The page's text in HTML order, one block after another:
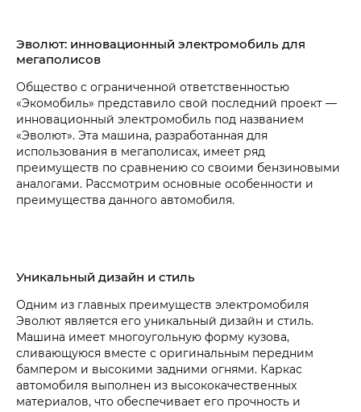
Эволют: инновационный электромобиль для
мегаполисов
Общество с ограниченной ответственностью
«Экомобиль» представило свой последний проект —
инновационный электромобиль под названием
«Эволют». Эта машина, разработанная для
использования в мегаполисах, имеет ряд
преимуществ по сравнению со своими бензиновыми
аналогами. Рассмотрим основные особенности и
преимущества данного автомобиля.
Уникальный дизайн и стиль
Одним из главных преимуществ электромобиля
Эволют является его уникальный дизайн и стиль.
Машина имеет многоугольную форму кузова,
сливающуюся вместе с оригинальным передним
бампером и высокими задними огнями. Каркас
автомобиля выполнен из высококачественных
материалов, что обеспечивает его прочность и